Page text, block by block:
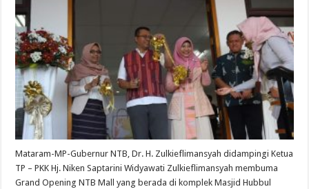
Mataram-MP-Gubernur NTB, Dr. H. Zulkieflimansyah didampingi Ketua
TP – PKK Hj. Niken Saptarini Widyawati Zulkieflimansyah membuma
Grand Opening NTB Mall yang berada di komplek Masjid Hubbul